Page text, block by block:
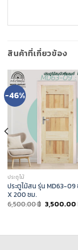
สินค้าที่เกี่ยวข้อง
-46%
ประตูไม้
ประตูไม้สน รุ่น MD63-
X 200 ซม.
6,500.00฿ 3,500.00